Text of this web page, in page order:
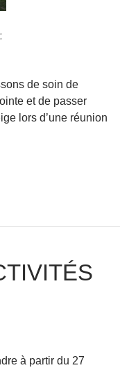
de soin de
et de passer
lors d’une réunion
à partir du 27